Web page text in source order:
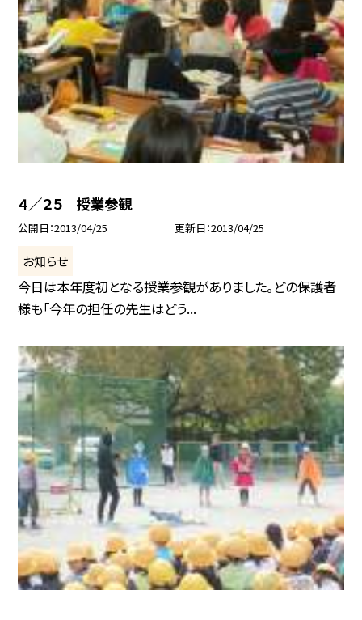
４／２５ 授業参観
公開日 2013/04/25 更新日 2013/04/25
お知らせ
今日は本年度初となる授業参観がありました。どの保護者
様も「今年の担任の先生はどう...